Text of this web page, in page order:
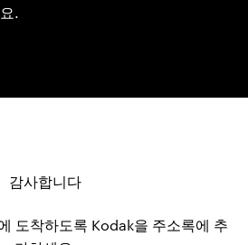
.
감사합니다
도착하도록 Kodak을 주소록에 추